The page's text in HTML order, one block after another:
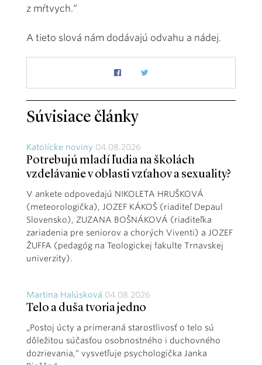
z mŕtvych.“
A tieto slová nám dodávajú odvahu a nádej.
Súvisiace články
Katolícke noviny 04.08.2026
Potrebujú mladí ľudia na školách
vzdelávanie v oblasti vzťahov a sexuality?
V ankete odpovedajú NIKOLETA HRUŠKOVÁ
(meteorologička), JOZEF KÁKOŠ (riaditeľ Depaul
Slovensko), ZUZANA BOŠNÁKOVÁ (riaditeľka
zariadenia pre seniorov a chorých Viventi) a JOZEF
ŽUFFA (pedagóg na Teologickej fakulte Trnavskej
univerzity).
Martina Halúsková 04.08.2026
Telo a duša tvoria jedno
„Postoj úcty a primeraná starostlivosť o telo sú
dôležitou súčasťou osobnostného i duchovného
dozrievania,“ vysvetľuje psychologička Janka